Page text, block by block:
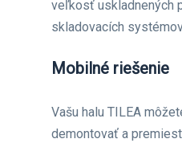
veľkosť uskladnených
skladovacích
Mobilné riešenie
Vašu halu TILEA
demontovať a